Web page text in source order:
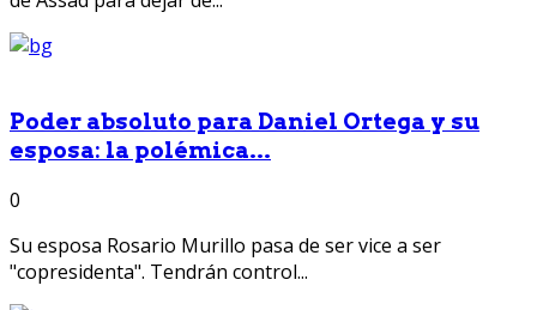
Poder absoluto para Daniel Ortega y su
esposa: la polémica...
0
Su esposa Rosario Murillo pasa de ser vice a ser
"copresidenta". Tendrán control...